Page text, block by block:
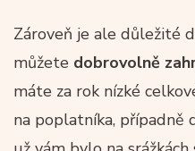
Zároveň je ale důležité
můžete dobrovolně
máte za rok nízké
na poplatníka, případně